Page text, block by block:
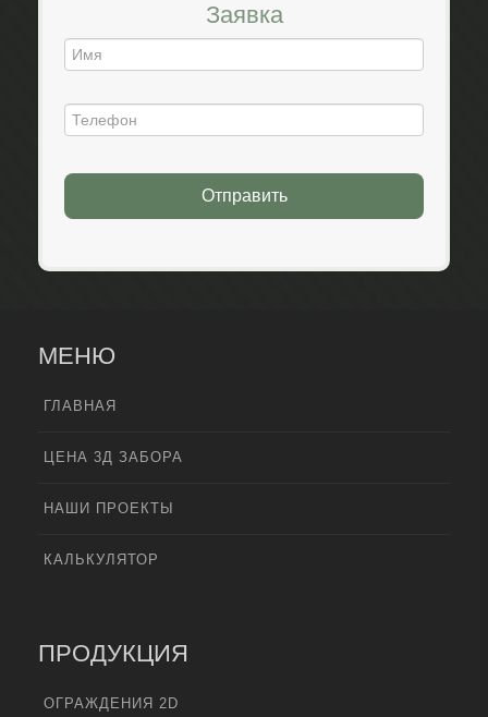
Заявка
Отправить
МЕНЮ
ГЛАВНАЯ
ЦЕНА 3Д ЗАБОРА
НАШИ ПРОЕКТЫ
КАЛЬКУЛЯТОР
ПРОДУКЦИЯ
ОГРАЖДЕНИЯ 2D